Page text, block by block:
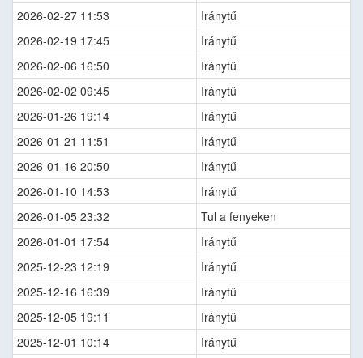
2026-02-27 11:53
Iránytű
2026-02-19 17:45
Iránytű
2026-02-06 16:50
Iránytű
2026-02-02 09:45
Iránytű
2026-01-26 19:14
Iránytű
2026-01-21 11:51
Iránytű
2026-01-16 20:50
Iránytű
2026-01-10 14:53
Iránytű
2026-01-05 23:32
Tul a fenyeken
2026-01-01 17:54
Iránytű
2025-12-23 12:19
Iránytű
2025-12-16 16:39
Iránytű
2025-12-05 19:11
Iránytű
2025-12-01 10:14
Iránytű